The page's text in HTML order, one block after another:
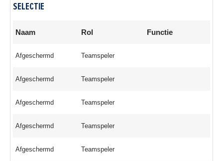
SELECTIE
Naam Rol Functie
Afgeschermd Teamspeler
Afgeschermd Teamspeler
Afgeschermd Teamspeler
Afgeschermd Teamspeler
Afgeschermd Teamspeler